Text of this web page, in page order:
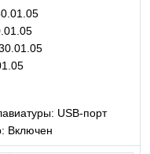
USB-порт
Включен